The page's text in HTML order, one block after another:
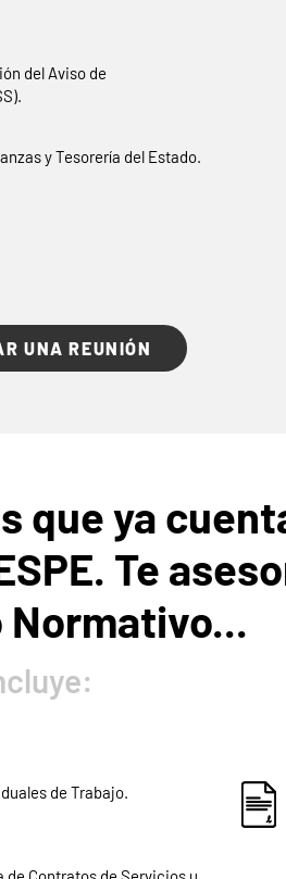
del Aviso de
y Tesorería del Estado.
UNA REUNIÓN
que ya
Te
de Trabajo.